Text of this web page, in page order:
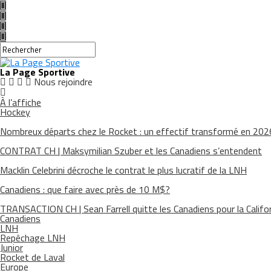
La Page Sportive
Nous rejoindre
À l’affiche
Hockey
Nombreux départs chez le Rocket : un effectif transformé en
CONTRAT CH | Maksymilian Szuber et les Canadiens s’entendent
Macklin Celebrini décroche le contrat le plus lucratif de la LNH
Canadiens : que faire avec près de 10 M$?
TRANSACTION CH | Sean Farrell quitte les Canadiens pour la
Canadiens
LNH
Repêchage LNH
Junior
Rocket de Laval
Europe